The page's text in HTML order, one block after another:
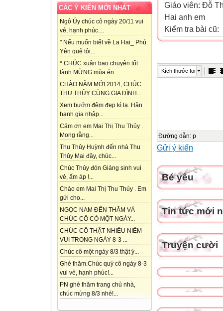
CÁC Ý KIẾN MỚI NHẤT
Ngô Úy chúc cô ngày 20/11 vui
vẻ, hạnh phúc....
" Nếu muốn biết về La Hai_ Phú
Yên quê tôi...
* CHÚC xuân bao chuyện tốt
lành MỪNG mùa én...
CHÀO NĂM MỚI 2014, CHÚC
THU THỦY CÙNG GIA ĐÌNH...
Xem bướm đêm đẹp kì lạ. Hân
hạnh gia nhập...
Cám ơn em Mai Thị Thu Thủy .
Mong rằng...
Thu Thủy Huỳnh đến nhà Thu
Thủy Mai đây, chúc...
Chúc Thủy đón Giáng sinh vui
vẻ, ấm áp !...
Chào em Mai Thị Thu Thủy . Em
gửi cho...
NGỌC NAM ĐẾN THĂM VÀ
CHÚC CÔ CÓ MỘT NGÀY...
CHÚC CÔ THẬT NHIỀU NIỀM
VUI TRONG NGÀY 8-3 ...
Chúc cô một ngày 8/3 thật ý...
Ghé thăm.Chúc quý cô ngày 8-3
vui vẻ, hạnh phúc!...
PN ghé thăm trang chủ nhà,
chúc mừng 8/3 nhé!...
Giáo viên: Đỗ
Hai anh em
Kiểm tra bài cũ:
Người em nghĩ
a. Anh em
nhịn nhau.
Tập đọc
Thứ tư ngày 11
Bé Hoa
Thứ tư ngày 11
yêu lắm. Em đã
to, tròn và đen
võng ru em ngủ.
Đêm nay, Hoa
công tác xa, mẹ
thư cho bố. Vặn
Bố ạ,
Em Nụ ở nhà
Kích thước font
Đường dẫn: p
Gửi ý kiến
Bé yêu
Tin tức mới
Truyện cười